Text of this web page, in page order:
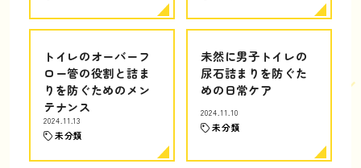
トイレのオーバーフ
ロー管の役割と詰ま
りを防ぐためのメン
テナンス
2024.11.13
未分類
未然に男子トイレの
尿石詰まりを防ぐた
めの日常ケア
2024.11.10
未分類